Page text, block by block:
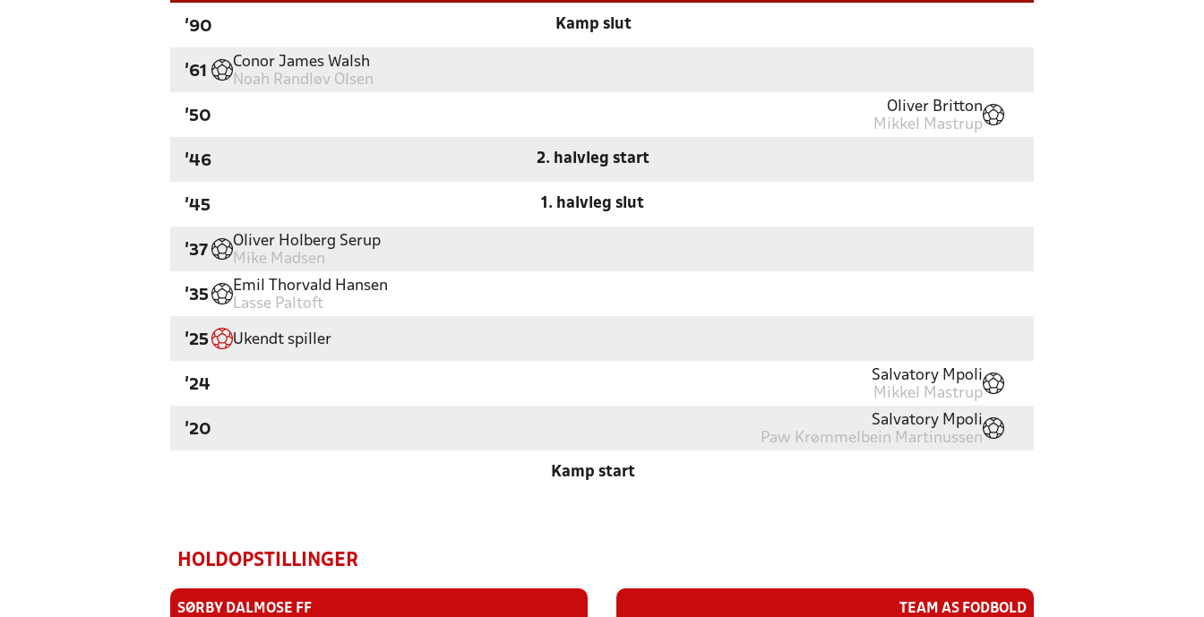
'90 Kamp slut
'61
Conor James Walsh
Noah Randløv Olsen
'50
Oliver Britton
Mikkel Mastrup
'46 2. halvleg start
'45 1. halvleg slut
'37
Oliver Holberg Serup
Mike Madsen
'35
Emil Thorvald Hansen
Lasse Paltoft
'25 Ukendt spiller
'24
Salvatory Mpoli
Mikkel Mastrup
'20
Salvatory Mpoli
Paw Krømmelbein Martinussen
Kamp start
HOLDOPSTILLINGER
SØRBY DALMOSE FF TEAM AS FODBOLD